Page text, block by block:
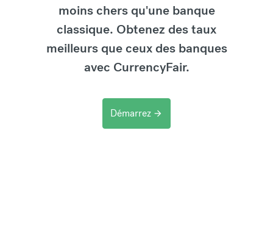
moins chers qu'une banque
classique. Obtenez des taux
meilleurs que ceux des banques
avec CurrencyFair.
Démarrez arrow_forward